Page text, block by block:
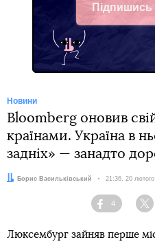
Facebook
Новини
Bloomberg оновив
країнами. Україна в
задніх» — занадто
Автор:Борис Васильківський Дата:
21:36, 20
Facebook
4
Люксембург зайняв перше